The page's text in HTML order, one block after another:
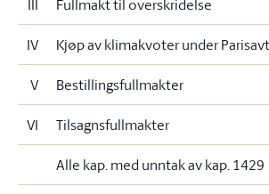
III Fullmakt til overskridelse
IV Kjøp av klimakvoter under
V Bestillingsfullmakter
VI Tilsagnsfullmakter
Alle kap. med unntak av kap. 1429